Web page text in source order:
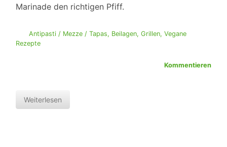
Marinade den richtigen Pfiff.
Antipasti / Mezze / Tapas, Beilagen, Grillen, Vegane
Rezepte
Kommentieren
Weiterlesen